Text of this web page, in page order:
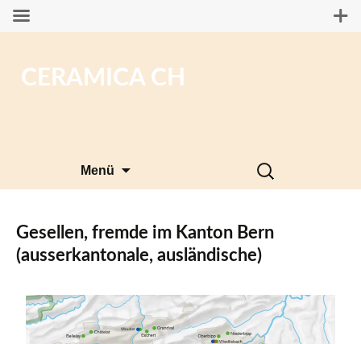
CERAMICA CH
Menü
Suchen
nach:
Gesellen, fremde im Kanton Bern
(ausserkantonale, ausländische)